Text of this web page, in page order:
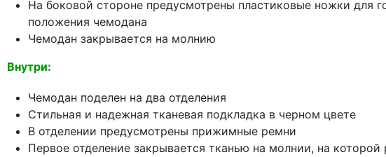
На боковой стороне предусмотрены пластиковые ножки для
положения чемодана
Чемодан закрывается на молнию
Внутри:
Чемодан поделен на два отделения
Стильная и надежная тканевая подкладка в черном цвете
В отделении предусмотрены прижимные ремни
Первое отделение закрывается тканью на молнии, на